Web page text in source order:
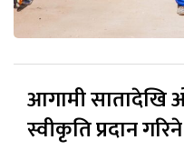
आगामी सातादेखि
स्वीकृति प्रदान गरिने